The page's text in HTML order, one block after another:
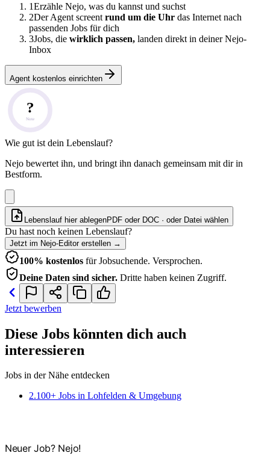
1Erzähle Nejo, was du kannst und suchst
2Der Agent screent rund um die Uhr das Internet nach
passenden Jobs für dich
3Jobs, die wirklich passen, landen direkt in deiner Nejo-
Inbox
Agent kostenlos einrichten
?
Note
Wie gut ist dein Lebenslauf?
Nejo bewertet ihn, und bringt ihn danach gemeinsam mit dir in
Bestform.
Lebenslauf hier ablegenPDF oder DOC · oder Datei wählen
Du hast noch keinen Lebenslauf?
Jetzt im Nejo-Editor erstellen →
100% kostenlos für Jobsuchende. Versprochen.
Deine Daten sind sicher. Dritte haben keinen Zugriff.
Jetzt bewerben
Diese Jobs könnten dich auch
interessieren
Jobs in der Nähe entdecken
2.100+ Jobs in Lohfelden & Umgebung
Neuer Job? Nejo!